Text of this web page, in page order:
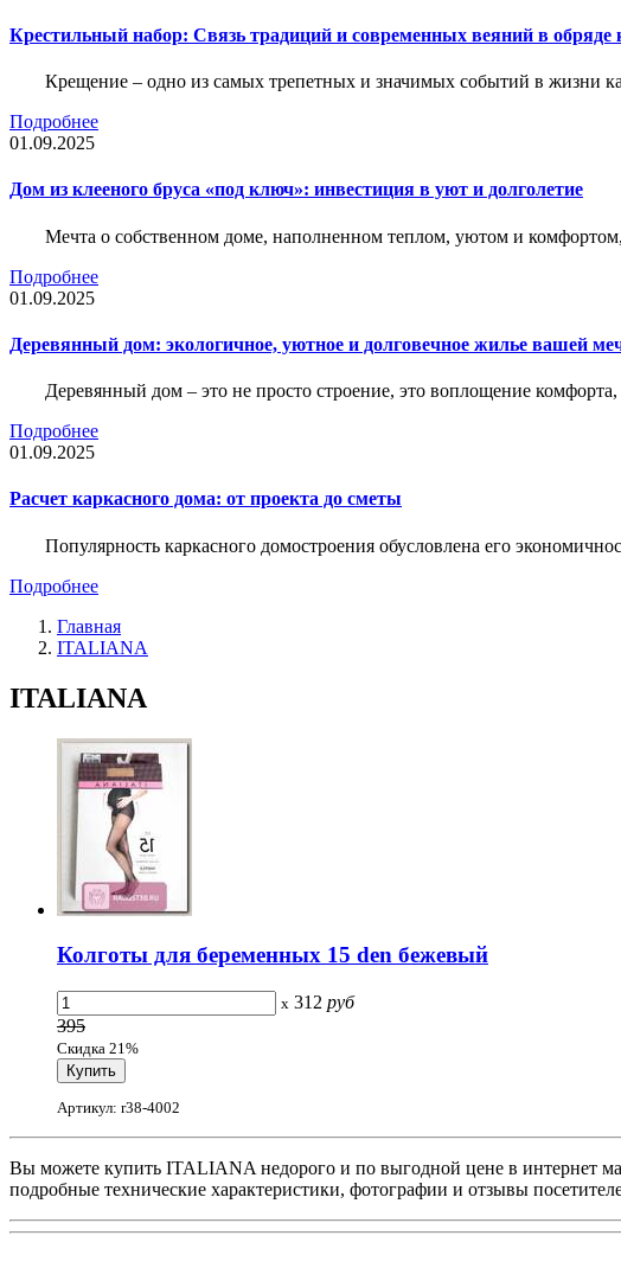
Крестильный набор: Связь традиций и современных веяний в обряде
Крещение – одно из самых трепетных и значимых событий в жизни
Подробнее
01.09.2025
Дом из клееного бруса «под ключ»: инвестиция в уют и долголетие
Мечта о собственном доме, наполненном теплом, уютом и
Подробнее
01.09.2025
Деревянный дом: экологичное, уютное и долговечное жилье вашей
Деревянный дом – это не просто строение, это воплощение
Подробнее
01.09.2025
Расчет каркасного дома: от проекта до сметы
Популярность каркасного домостроения обусловлена его
Подробнее
Главная
ITALIANA
ITALIANA
Колготы для беременных 15 den бежевый
x 312 руб
395
Скидка 21%
Артикул: r38-4002
Вы можете купить ITALIANA недорого и по выгодной цене в интернет
подробные технические характеристики, фотографии и отзывы